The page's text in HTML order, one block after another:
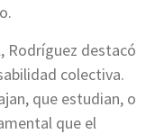
Rodríguez destacó
colectiva.
que estudian, o
que el